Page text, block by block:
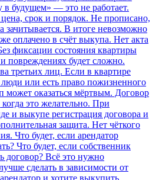
в будущем» — это не работает.
срок и порядок. Не прописано,
зачитывается. В итоге невозможно
оплачено в счёт выкупа. Нет акта
фиксации состояния квартиры
повреждениях будет сложно.
третьих лиц. Если в квартире
или есть право пожизненного
может оказаться мёртвым. Договор
когда это желательно. При
и выкупе регистрация договора и
защита. Нет чёткого
Что будет, если арендатор
Что будет, если собственник
договор? Всё это нужно
сделать в зависимости от
и хотите выкупить